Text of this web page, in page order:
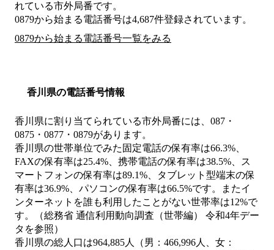
れている市外局番です。
0879から始まる電話番号は4,687件登録されています。
0879から始まる電話番号一覧をみる
香川県の電話番号情報
香川県に割り当てられている市外局番には、087・
0875・0877・0879があります。
香川県の世帯単位でみた固定電話の保有率は66.3%、
FAXの保有率は25.4%、携帯電話の保有率は38.5%、ス
マートフォンの保有率は89.1%、タブレット型端末の保
有率は36.9%、パソコンの保有率は66.5%です。またイ
ンターネットを誰も利用したことがない世帯率は12%で
す。（総務省 通信利用動向調査（世帯編） 令和4年デー
タを参照）
香川県の総人口は964,885人（男：466,996人、女：